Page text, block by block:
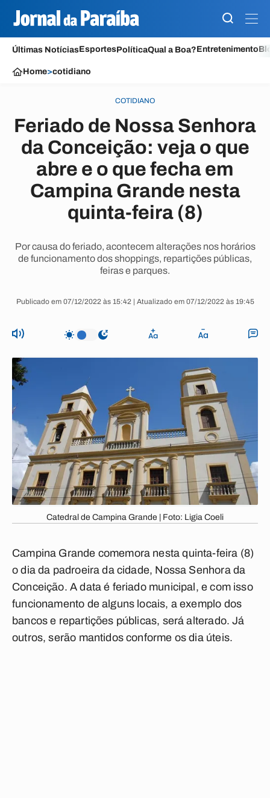
Últimas NotíciasEsportesPolíticaQual a Boa?Entretenimento
Home>cotidiano
COTIDIANO
Feriado de Nossa Senhora
da Conceição: veja o que
abre e o que fecha em
Campina Grande nesta
quinta-feira (8)
Por causa do feriado, acontecem alterações nos horários
de funcionamento dos shoppings, repartições públicas,
feiras e parques.
Publicado em 07/12/2022 às 15:42 | Atualizado em 07/12/2022 às 19:45
Catedral de Campina Grande | Foto: Ligia Coeli
Campina Grande comemora nesta quinta-feira (8)
o dia da padroeira da cidade, Nossa Senhora da
Conceição. A data é feriado municipal, e com isso
funcionamento de alguns locais, a exemplo dos
bancos e repartições públicas, será alterado. Já
outros, serão mantidos conforme os dia úteis.